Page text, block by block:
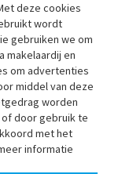
deze cookies
wordt
gebruiken we om
makelaardij en
om advertenties
middel van deze
worden
door gebruik te
met het
informatie